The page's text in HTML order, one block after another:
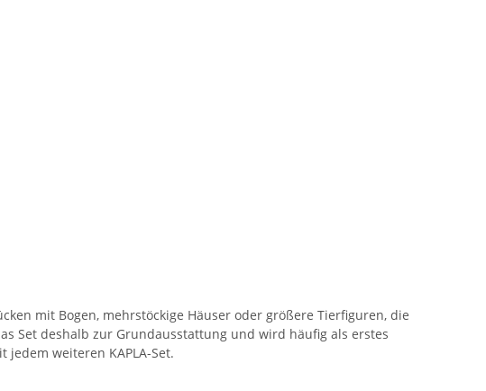
mit Bogen, mehrstöckige Häuser oder größere Tierfiguren, die
Set deshalb zur Grundausstattung und wird häufig als erstes
jedem weiteren KAPLA-Set.